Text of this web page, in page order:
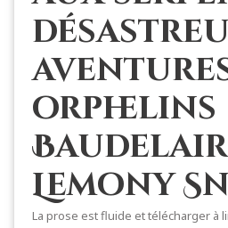
orphelins
Lemony
La prose est fluide et télécharger à